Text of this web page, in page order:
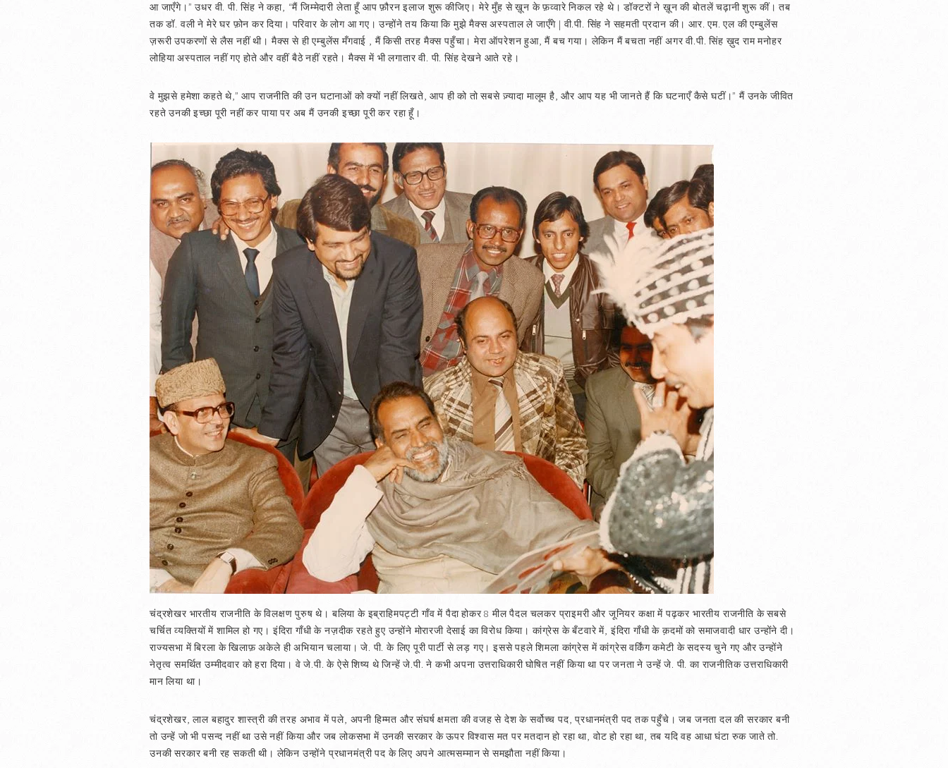
आ जाएँगे।” उधर वी. पी. सिंह ने कहा, “मैं जिम्मेदारी लेता हूँ आप फ़ौरन इलाज शुरू कीजिए। मेरे मुँह से ख़ून के फ़व्वारे निकल रहे थे। डॉक्टरों ने ख़ून की बोतलें चढ़ानी शुरू कीं। तब
तक डॉ. वली ने मेरे घर फ़ोन कर दिया। परिवार के लोग आ गए। उन्होंने तय किया कि मुझे मैक्स अस्पताल ले जाएँगे | वी.पी. सिंह ने सहमती प्रदान की। आर. एम. एल की एम्बुलेंस
ज़रूरी उपकरणों से लैस नहीं थी। मैक्स से ही एम्बुलेंस मँगवाई , मैं किसी तरह मैक्स पहुँचा। मेरा ऑपरेशन हुआ, मैं बच गया। लेकिन मैं बचता नहीं अगर वी.पी. सिंह ख़ुद राम मनोहर
लोहिया अस्पताल नहीं गए होते और वहीं बैठे नहीं रहते। मैक्स में भी लगातार वी. पी. सिंह देखने आते रहे।
वे मुझसे हमेशा कहते थे,” आप राजनीति की उन घटानाओं को क्यों नहीं लिखते, आप ही को तो सबसे ज़्यादा मालूम है, और आप यह भी जानते हैं कि घटनाएँ कैसे घटीं।” मैं उनके जीवित
रहते उनकी इच्छा पूरी नहीं कर पाया पर अब मैं उनकी इच्छा पूरी कर रहा हूँ।
चंद्रशेखर भारतीय राजनीति के विलक्षण पुरुष थे। बलिया के इब्राहिमपट्टी गाँव में पैदा होकर 8 मील पैदल चलकर प्राइमरी और जूनियर कक्षा में पढ़कर भारतीय राजनीति के सबसे
चर्चित व्यक्तियों में शामिल हो गए। इंदिरा गाँधी के नज़दीक रहते हुए उन्होंने मोरारजी देसाई का विरोध किया। कांग्रेस के बँटवारे में, इंदिरा गाँधी के क़दमों को समाजवादी धार उन्होंने दी।
राज्यसभा में बिरला के खिलाफ़ अकेले ही अभियान चलाया। जे. पी. के लिए पूरी पार्टी से लड़ गए। इससे पहले शिमला कांग्रेस में कांग्रेस वर्किंग कमेटी के सदस्य चुने गए और उन्होंने
नेतृत्व समर्थित उम्मीदवार को हरा दिया। वे जे.पी. के ऐसे शिष्य थे जिन्हें जे.पी. ने कभी अपना उत्तराधिकारी घोषित नहीं किया था पर जनता ने उन्हें जे. पी. का राजनीतिक उत्तराधिकारी
मान लिया था।
चंद्रशेखर, लाल बहादुर शास्त्री की तरह अभाव में पले, अपनी हिम्मत और संघर्ष क्षमता की वजह से देश के सर्वोच्च पद, प्रधानमंत्री पद तक पहुँचे। जब जनता दल की सरकार बनी
तो उन्हें जो भी पसन्द नहीं था उसे नहीं किया और जब लोकसभा में उनकी सरकार के ऊपर विश्वास मत पर मतदान हो रहा था, वोट हो रहा था, तब यदि वह आधा घंटा रुक जाते तो.
उनकी सरकार बनी रह सकती थी। लेकिन उन्होंने प्रधानमंत्री पद के लिए अपने आत्मसम्मान से समझौता नहीं किया।